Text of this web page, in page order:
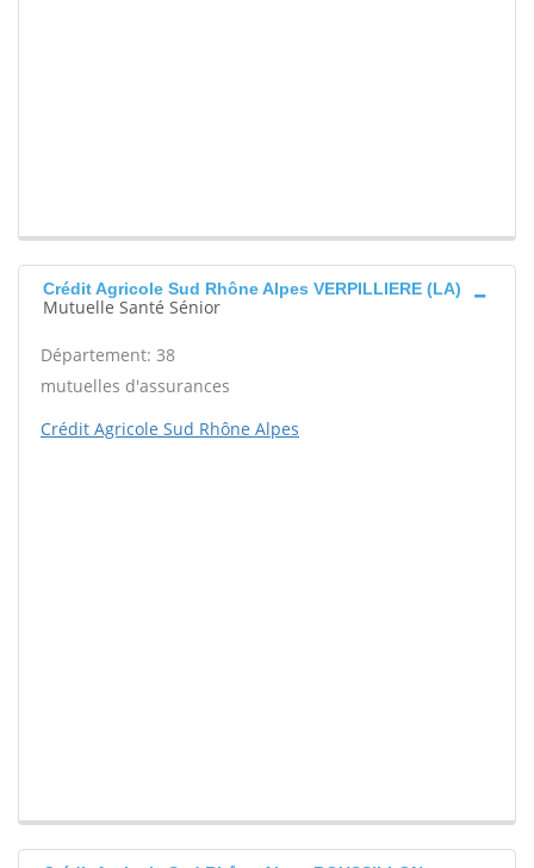
Crédit Agricole Sud Rhône Alpes VERPILLIERE (LA)
Mutuelle Santé Sénior
Département: 38
mutuelles d'assurances
Crédit Agricole Sud Rhône Alpes